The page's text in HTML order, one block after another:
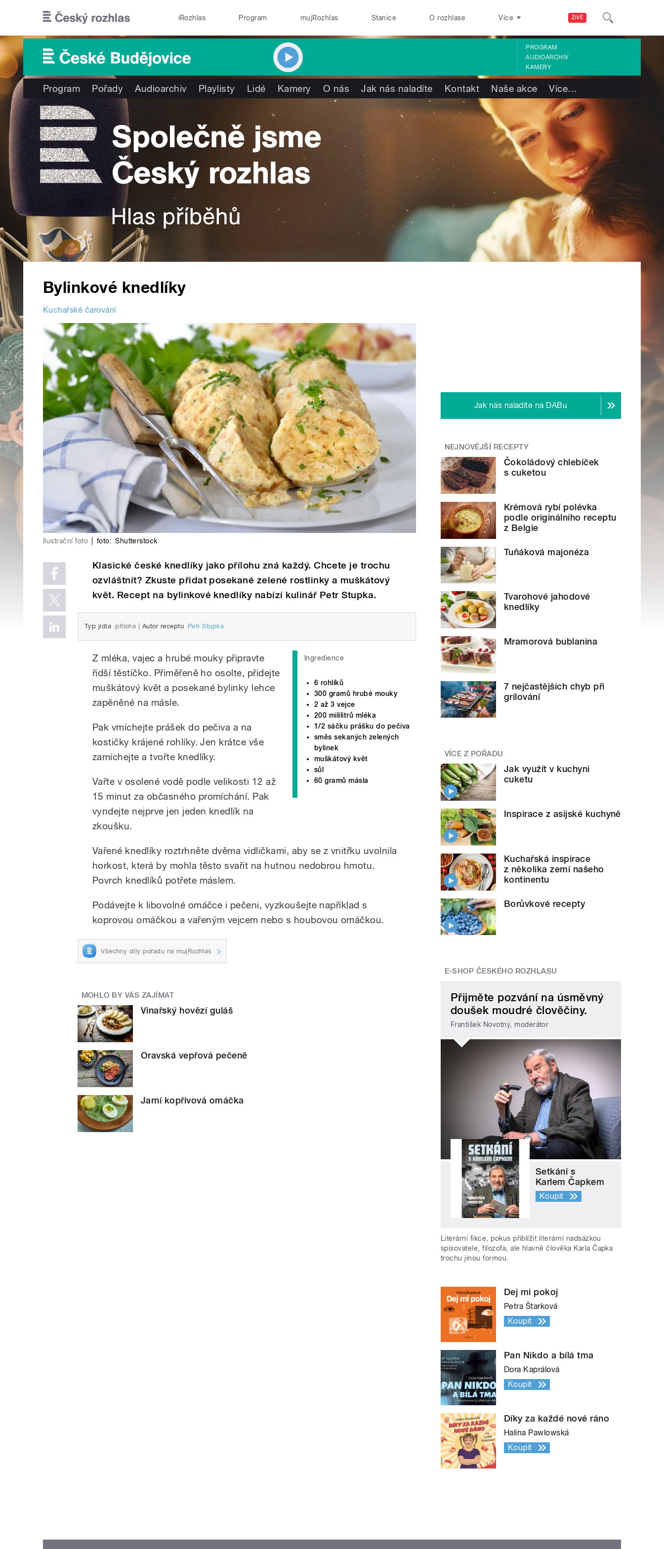
ŽIVĚ
iRozhlas Program mujRozhlas Stanice O rozhlase Více
PROGRAM
AUDIOARCHIV
KAMERY
Program Pořady Audioarchiv Playlisty Lidé Kamery O nás Jak nás naladíte Kontakt Naše akce Více…
Bylinkové knedlíky
Kuchařské čarování
Ilustrační foto foto: Shutterstock
Klasické české knedlíky jako přílohu zná každý. Chcete je trochu
ozvláštnit? Zkuste přidat posekané zelené rostlinky a muškátový
květ. Recept na bylinkové knedlíky nabízí kulinář Petr Stupka.
Typ jídla příloha Autor receptu Petr Stupka
Ingredience
6 rohlíků
300 gramů hrubé mouky
2 až 3 vejce
200 mililitrů mléka
1/2 sáčku prášku do pečiva
směs sekaných zelených
bylinek
muškátový květ
sůl
60 gramů másla
Z mléka, vajec a hrubé mouky připravte
řidší těstíčko. Přiměřeně ho osolte, přidejte
muškátový květ a posekané bylinky lehce
zapěněné na másle.
Pak vmíchejte prášek do pečiva a na
kostičky krájené rohlíky. Jen krátce vše
zamíchejte a tvořte knedlíky.
Vařte v osolené vodě podle velikosti 12 až
15 minut za občasného promíchání. Pak
vyndejte nejprve jen jeden knedlík na
zkoušku.
Vařené knedlíky roztrhněte dvěma vidličkami, aby se z vnitřku uvolnila
horkost, která by mohla těsto svařit na hutnou nedobrou hmotu.
Povrch knedlíků potřete máslem.
Podávejte k libovolné omáčce i pečeni, vyzkoušejte například s
koprovou omáčkou a vařeným vejcem nebo s houbovou omáčkou.
Všechny díly pořadu na mujRozhlas
MOHLO BY VÁS ZAJÍMAT
Vinařský hovězí guláš
Oravská vepřová pečeně
Jarní kopřivová omáčka
Jak nás naladíte na DABu
NEJNOVĚJŠÍ RECEPTY
Čokoládový chlebíček
s cuketou
Krémová rybí polévka
podle originálního receptu
z Belgie
Tuňáková majonéza
Tvarohové jahodové
knedlíky
Mramorová bublanina
7 nejčastějších chyb při
grilování
VÍCE Z POŘADU
Jak využít v kuchyni
cuketu
Inspirace z asijské kuchyně
Kuchařská inspirace
z několika zemí našeho
kontinentu
Borůvkové recepty
E-SHOP ČESKÉHO ROZHLASU
Přijměte pozvání na úsměvný
doušek moudré člověčiny.
František Novotný, moderátor
Setkání s
Karlem Čapkem
Koupit
Literární fikce, pokus přiblížit literární nadsázkou
spisovatele, filozofa, ale hlavně člověka Karla Čapka
trochu jinou formou.
Dej mi pokoj
Petra Štarková
Koupit
Pan Nikdo a bílá tma
Dora Kaprálová
Koupit
Díky za každé nové ráno
Halina Pawlowská
Koupit